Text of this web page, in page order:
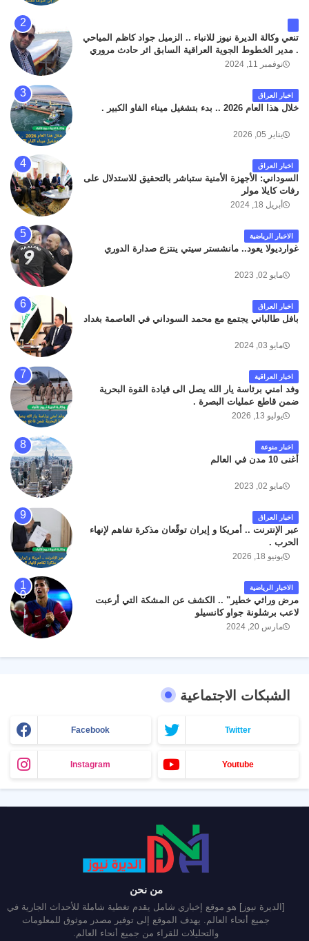
تنعي وكالة الديرة نيوز للانباء .. الزميل جواد كاظم المياحي
. مدير الخطوط الجوية العراقية السابق اثر حادث مروري
داخل مطار البصرة الدولي اليوم الاثنين على الطريق
كان سبب الحادث يعود لتصادم عجلته مع عجلة نوع كيا بنكو
تابعة لشركة الهلال الماسكة لإعمار مطار البصرة الدولي .
سائلين الله عز وجل ان يتغمد الفقيد بواسع رحمته ، و انا
نوفمبر 11, 2024
اخبار العراق
خلال هذا العام 2026 .. بدء بتشغيل ميناء الفاو الكبير .
يناير 05, 2026
اخبار العراق
السوداني: الأجهزة الأمنية ستباشر بالتحقيق للاستدلال على
رفات كايلا مولر
أبريل 18, 2024
الاخبار الرياضية
غوارديولا يعود.. مانشستر سيتي ينتزع صدارة الدوري
مايو 02, 2023
اخبار العراق
بافل طالباني يجتمع مع محمد السوداني في العاصمة بغداد
مايو 03, 2024
اخبار العراقية
وفد امني برئاسة يار الله يصل الى قيادة القوة البحرية
ضمن قاطع عمليات البصرة .
يوليو 13, 2026
اخبار منوعة
أغنى 10 مدن في العالم
مايو 02, 2023
اخبار العراق
عبر الإنترنت .. أمريكا و إيران توقّعان مذكرة تفاهم لإنهاء
الحرب .
يونيو 18, 2026
الاخبار الرياضية
مرض وراثي خطير" .. الكشف عن المشكة التي أرعبت
لاعب برشلونة جواو كانسيلو
مارس 20, 2024
الشبكات الاجتماعية
Facebook Twitter
Instagram Youtube
من نحن
[الديرة نيوز] هو موقع إخباري شامل يقدم تغطية شاملة للأحداث الجارية في
جميع أنحاء العالم. يهدف الموقع إلى توفير مصدر موثوق للمعلومات
والتحليلات للقراء من جميع أنحاء العالم.